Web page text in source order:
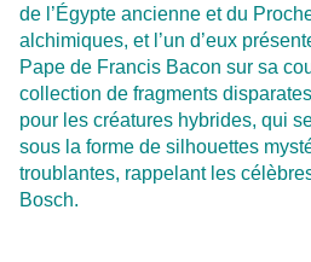
de l’Égypte ancienne et du
alchimiques, et l’un d’eux
Pape de Francis Bacon sur sa
collection de fragments
pour les créatures hybrides, qui
sous la forme de silhouettes
troublantes, rappelant les
Bosch.